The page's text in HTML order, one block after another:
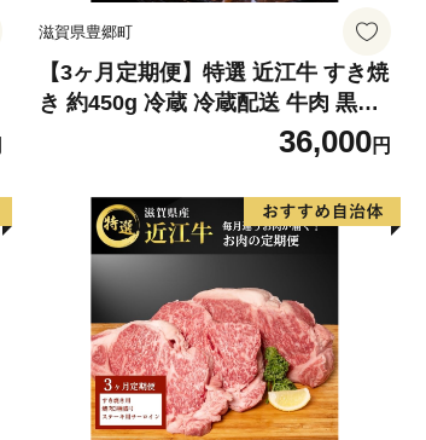
滋賀県豊郷町
【3ヶ月定期便】特選 近江牛 すき焼
き 約450g 冷蔵 冷蔵配送 牛肉 黒毛
和牛 肩ロース モモ すきやき すき焼
き肉 すき焼き用 肉 お肉 牛 和牛 ブ
ランド牛 日本三大和牛 3か月定期便
36,000円